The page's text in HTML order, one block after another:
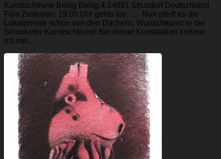
Kunstscheune Bellig Bellig 4 24891 Struxdorf Deutschland
Fürs Zeiteisen: 19.00 Uhr gehts los…. Nun pfeift es die
Lokalpresse schon von den Dächern: Wunschkunst in der
Struxdorfer Kunstscheune! Bei dieser Kunstaktion komme
ich mit...